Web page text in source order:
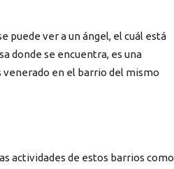
puede ver a un ángel, el cuál está
donde se encuentra, es una
venerado en el barrio del mismo
actividades de estos barrios como